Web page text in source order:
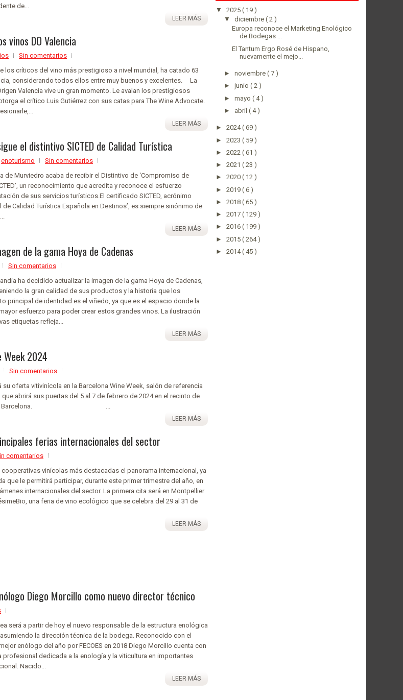
de...
LEER MÁS
vinos DO Valencia
Sin comentarios
los críticos del vino más prestigioso a nivel mundial, ha catado 63
considerando todos ellos entre muy buenos y excelentes. La
Valencia vive un gran momento. Le avalan los prestigiosos
el crítico Luis Gutiérrez con sus catas para The Wine Advocate.
LEER MÁS
el distintivo SICTED de Calidad Turística
enoturismo
Sin comentarios
de Murviedro acaba de recibir el Distintivo de ‘Compromiso de
un reconocimiento que acredita y reconoce el esfuerzo
de sus servicios turísticos.El certificado SICTED, acrónimo
de Calidad Turística Española en Destinos’, es siempre sinónimo de
LEER MÁS
de la gama Hoya de Cadenas
Sin comentarios
ha decidido actualizar la imagen de la gama Hoya de Cadenas,
la gran calidad de sus productos y la historia que los
principal de identidad es el viñedo, ya que es el espacio donde la
esfuerzo para poder crear estos grandes vinos. La ilustración
etiquetas refleja...
LEER MÁS
Week 2024
Sin comentarios
su oferta vitivinícola en la Barcelona Wine Week, salón de referencia
abrirá sus puertas del 5 al 7 de febrero de 2024 en el recinto de
Fira de Barcelona. ...
LEER MÁS
ferias internacionales del sector
comentarios
cooperativas vinícolas más destacadas el panorama internacional, ya
que le permitirá participar, durante este primer trimestre del año, en
internacionales del sector. La primera cita será en Montpellier
una feria de vino ecológico que se celebra del 29 al 31 de
LEER MÁS
Diego Morcillo como nuevo director técnico
será a partir de hoy el nuevo responsable de la estructura enológica
la dirección técnica de la bodega. Reconocido con el
enólogo del año por FECOES en 2018 Diego Morcillo cuenta con
profesional dedicada a la enología y la viticultura en importantes
Nacido...
LEER MÁS
▼ 2025 ( 19 )
▼ diciembre ( 2 )
Europa reconoce el Marketing Enológico
de Bodegas ...
El Tantum Ergo Rosé de Hispano,
nuevamente el mejo...
► noviembre ( 7 )
► junio ( 2 )
► mayo ( 4 )
► abril ( 4 )
► 2024( 69 )
► 2023 ( 59 )
► 2022 ( 61 )
► 2021 ( 23 )
► 2020 ( 12 )
► 2019 ( 6 )
► 2018 ( 65 )
► 2017 ( 129 )
► 2016 ( 199 )
► 2015 ( 264 )
► 2014( 45 )